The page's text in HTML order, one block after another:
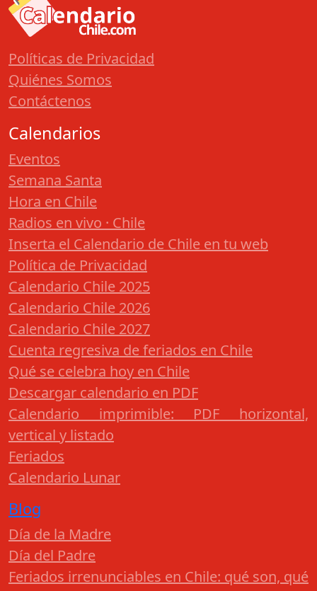
Políticas de Privacidad
Quiénes Somos
Contáctenos
Calendarios
Eventos
Semana Santa
Hora en Chile
Radios en vivo · Chile
Inserta el Calendario de Chile en tu web
Política de Privacidad
Calendario Chile 2025
Calendario Chile 2026
Calendario Chile 2027
Cuenta regresiva de feriados en Chile
Qué se celebra hoy en Chile
Descargar calendario en PDF
Calendario imprimible: PDF horizontal,
vertical y listado
Feriados
Calendario Lunar
Blog
Día de la Madre
Día del Padre
Feriados irrenunciables en Chile: qué son, qué